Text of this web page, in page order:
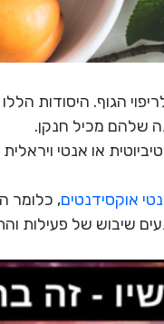
הגוף. היסודות
שלהם מכיל חנקן.
או אנטי
אוקסידנטים, כלומר
שיבוש של פעילות